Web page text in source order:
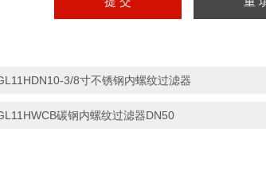
3/8寸不锈钢内螺纹过滤器
碳钢内螺纹过滤器DN50